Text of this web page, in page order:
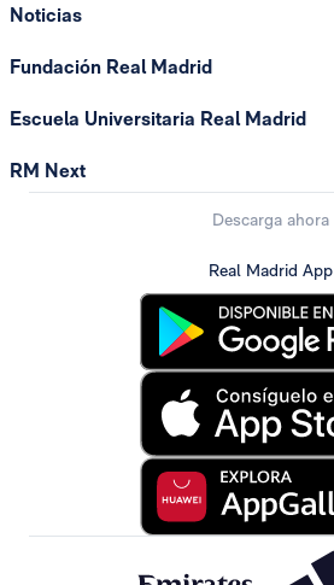
Noticias
Fundación Real Madrid
Escuela Universitaria Real Madrid
RM Next
Descarga ahora
Real Madrid App